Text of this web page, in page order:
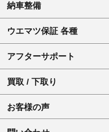
納車整備
ウエマツ保証 各種
アフターサポート
買取 / 下取り
お客様の声